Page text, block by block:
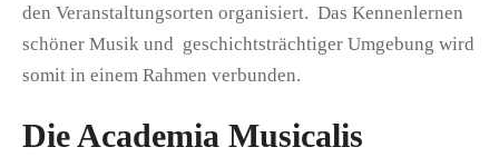
den Veranstaltungsorten organisiert. Das Kennenlernen
schöner Musik und geschichtsträchtiger Umgebung wird
somit in einem Rahmen verbunden.
Die Academia Musicalis